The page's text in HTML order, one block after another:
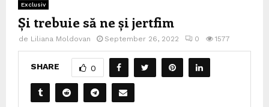
Exclusiv
Și trebuie să ne și jertfim
de Liliana Moldovan September 26, 2022 0 1577
SHARE 0